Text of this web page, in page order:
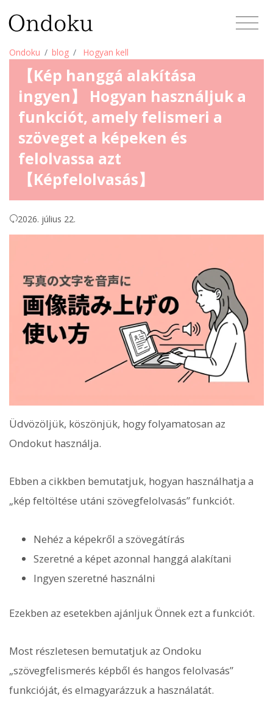
Ondoku blog Hogyan kell
【Kép hanggá alakítása
ingyen】 Hogyan használjuk a
funkciót, amely felismeri a
szöveget a képeken és
felolvassa azt
【Képfelolvasás】
2026. július 22.
Üdvözöljük, köszönjük, hogy folyamatosan az
Ondokut használja.
Ebben a cikkben bemutatjuk, hogyan használhatja a
„kép feltöltése utáni szövegfelolvasás” funkciót.
Nehéz a képekről a szövegátírás
Szeretné a képet azonnal hanggá alakítani
Ingyen szeretné használni
Ezekben az esetekben ajánljuk Önnek ezt a funkciót.
Most részletesen bemutatjuk az Ondoku
„szövegfelismerés képből és hangos felolvasás”
funkcióját, és elmagyarázzuk a használatát.